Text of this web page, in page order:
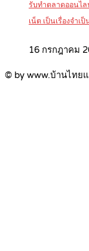
รับทำตลาดออนไ
เน็ต เป็นเรื่องจำเ
16 กรกฎาคม
© by www.บ้านไทย